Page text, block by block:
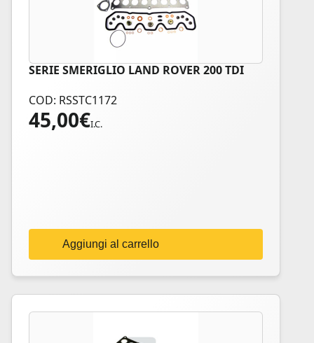
SERIE SMERIGLIO LAND ROVER 200 TDI
COD: RSSTC1172
45,00€I.C.
Aggiungi al carrello